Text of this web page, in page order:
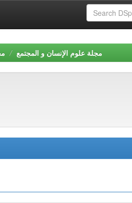
مجلة علوم الإنسان و المجتمع